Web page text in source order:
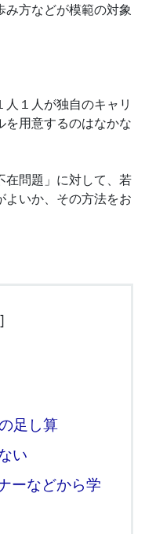
方などが模範の対象
１人が独自のキャリ
を用意するのはなかな
在問題」に対して、若
よいか、その方法をお
]
足し算
い
ーなどから学